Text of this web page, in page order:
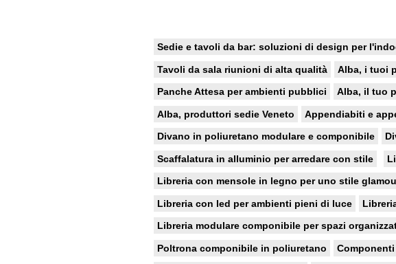
Sedie e tavoli da bar: soluzioni di design per
Tavoli da sala riunioni di alta qualità Alba, i tuoi
Panche Attesa per ambienti pubblici Alba, il tuo
Alba, produttori sedie Veneto Appendiabiti e
Divano in poliuretano modulare e componibile
Scaffalatura in alluminio per arredare con stile
Libreria con mensole in legno per uno stile
Libreria con led per ambienti pieni di luce
Libreria modulare componibile per spazi
Poltrona componibile in poliuretano